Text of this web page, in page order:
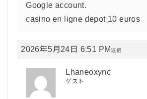
Google account.
casino en ligne depot 10 euros
2026年5月24日 6:51 PM返信
Lhaneoxync
ゲスト